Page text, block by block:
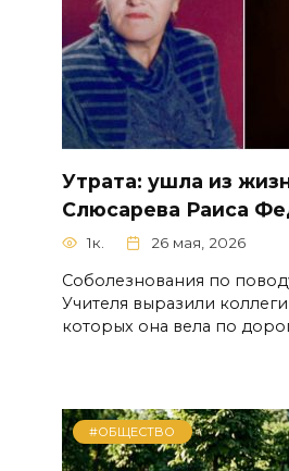
Утрата: ушла из
Слюсарева Раиса
1к. 26 мая, 2026
Соболезнования по
Учителя выразили
которых она вела по
#ОБЩЕСТВО